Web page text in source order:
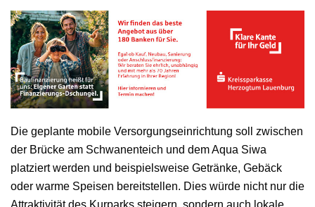
Die geplante mobile Versorgungseinrichtung soll zwischen
der Brücke am Schwanenteich und dem Aqua Siwa
platziert werden und beispielsweise Getränke, Gebäck
oder warme Speisen bereitstellen. Dies würde nicht nur die